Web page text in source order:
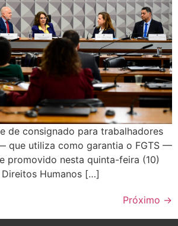
de consignado para trabalhadores
que utiliza como garantia o FGTS —
promovido nesta quinta-feira (10)
Humanos […]
Próximo →